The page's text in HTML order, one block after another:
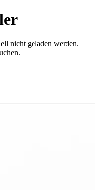
nicht geladen werden.